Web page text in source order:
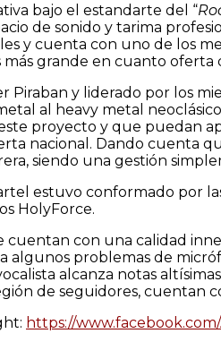
bajo el estandarte del “
de sonido y tarima
y cuenta con uno de los
más grande en cuanto oferta
Piraban y liderado por los
al heavy metal
proyecto y que puedan
nacional. Dando cuenta
siendo una gestión
estuvo conformado por
HolyForce.
cuentan con una calidad
algunos problemas de
alcanza notas
de seguidores, cuentan
https://